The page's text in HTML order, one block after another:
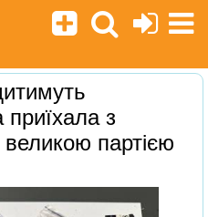
з
великою партією